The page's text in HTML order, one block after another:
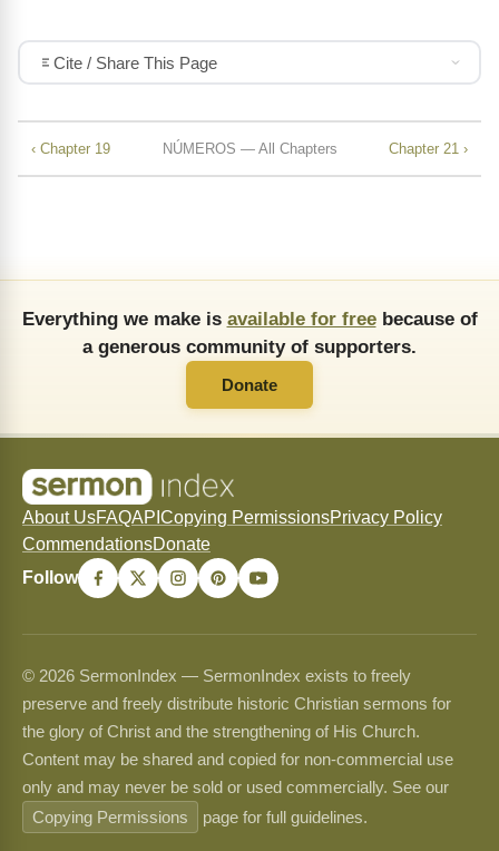
Cite / Share This Page
‹ Chapter 19 NÚMEROS — All Chapters Chapter 21 ›
Everything we make is available for freebecause of
a generous community of supporters.
Donate
About UsFAQAPI Copying PermissionsPrivacy Policy
CommendationsDonate
Follow
© 2026 SermonIndex — SermonIndex exists to freely
preserve and freely distribute historic Christian sermons for
the glory of Christ and the strengthening of His Church.
Content may be shared and copied for non-commercial use
only and may never be sold or used commercially. See our
Copying Permissions
page for full guidelines.